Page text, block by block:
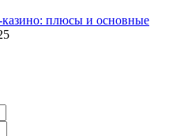
плюсы и основные